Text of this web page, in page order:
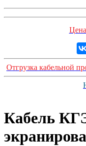
Отгрузка кабельной
Кабель